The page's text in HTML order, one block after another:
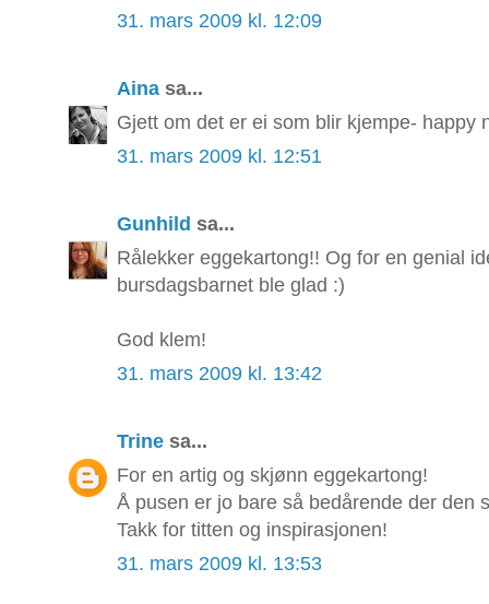
31. mars 2009 kl. 12:09
Aina sa...
Gjett om det er ei som blir kjempe- happy
31. mars 2009 kl. 12:51
Gunhild sa...
Rålekker eggekartong!! Og for en genial
bursdagsbarnet ble glad :)
God klem!
31. mars 2009 kl. 13:42
Trine sa...
For en artig og skjønn eggekartong!
Å pusen er jo bare så bedårende der den
Takk for titten og inspirasjonen!
31. mars 2009 kl. 13:53